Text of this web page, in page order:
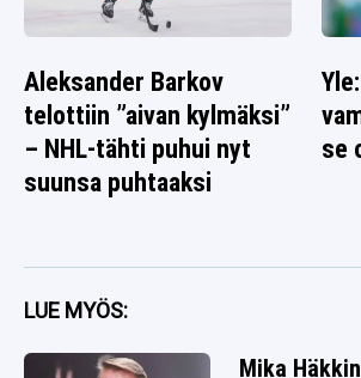
Aleksander Barkov
telottiin ”aivan kylmäksi”
– NHL-tähti puhui nyt
suunsa puhtaaksi
se
LUE MYÖS:
Mika